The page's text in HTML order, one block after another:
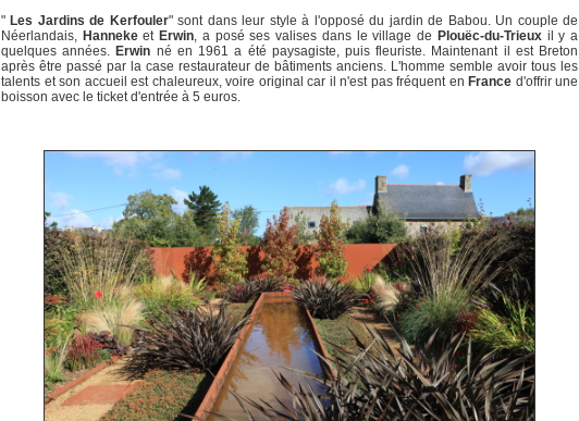
" Les Jardins de Kerfouler" sont dans leur style à l'opposé du jardin de Babou. Un couple de
Néerlandais, Hannekeet Erwin, a posé ses valises dans le village de Plouëc-du-Trieuxil y a
quelques années. Erwin né en 1961 a été paysagiste, puis fleuriste. Maintenant il est Breton
après être passé par la case restaurateur de bâtiments anciens. L'homme semble avoir tous les
talents et son accueil est chaleureux, voire original car il n'est pas fréquent en France d'offrir une
boisson avec le ticket d'entrée à 5 euros.